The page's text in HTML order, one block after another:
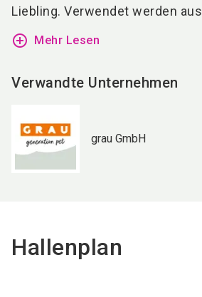
Liebling. Verwendet werden
add_circle_outline Mehr Lesen
Verwandte Unternehmen
grau GmbH
Hallenplan